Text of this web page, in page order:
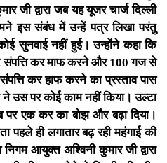
जी द्वारा जब यह यूजर चार्ज दिल्ली
इस संबंध में उन्हें पत्र लिखा परंतु
सुनवाई नहीं हुई। उन्होंने कहा कि
कर माफ करने और 100 गज से
कर हाफ करने का प्रस्ताव पास
ने उस पर कोई काम नहीं किया। उल्टा
एक कर का बोझ और बढ़ा दिया।
ही लगातार बढ़ रही महंगाई की
आयुक्त अश्विनी कुमार जी द्वारा